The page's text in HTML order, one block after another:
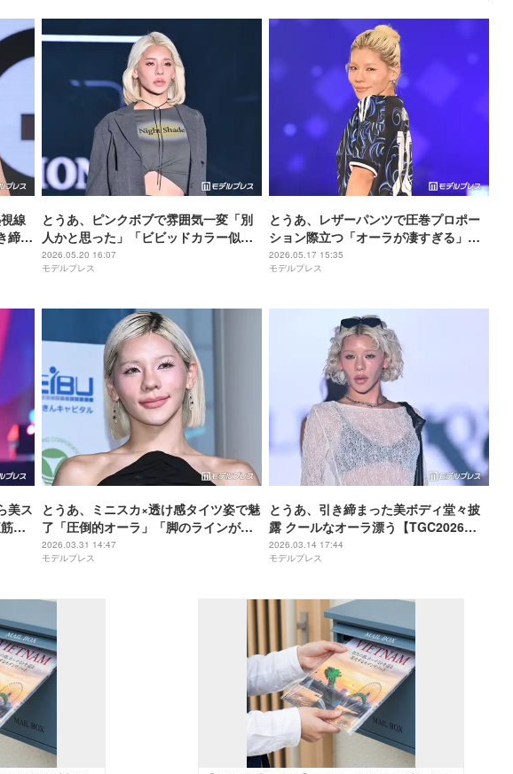
線
締ま
とうあ、ピンクボブで雰囲気一変「別
人かと思った」「ビビッドカラー似合
うのすごい」の声
2026.05.20 16:07
モデルプレス
とうあ、レザーパンツで圧巻プロポー
ション際立つ「オーラが凄すぎる」
「小物使いが参考になる」の声【サツ
コレ2026S/S】
2026.05.17 15:35
モデルプレス
美ス
も
とうあ、ミニスカ×透け感タイツ姿で魅
了「圧倒的オーラ」「脚のラインが美
しすぎる」
2026.03.31 14:47
モデルプレス
とうあ、引き締まった美ボディ堂々披
露 クールなオーラ漂う【TGC2026
S/S】
2026.03.14 17:44
モデルプレス